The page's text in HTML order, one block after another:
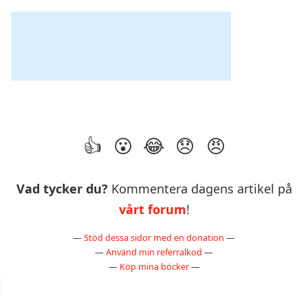
Vad tycker du? Kommentera dagens artikel på
vårt forum!
— Stöd dessa sidor med en donation —
— Använd min referralkod —
— Köp mina böcker—